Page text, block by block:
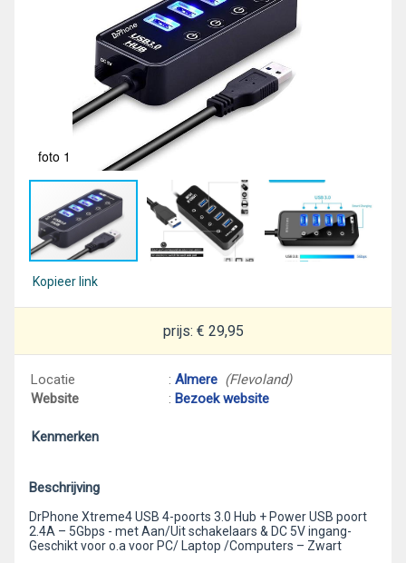
foto 1
Kopieer link
prijs: € 29,95
Locatie : Almere (Flevoland)
Website
: Bezoek website
Kenmerken
Beschrijving
DrPhone Xtreme4 USB 4-poorts 3.0 Hub + Power USB poort
2.4A – 5Gbps - met Aan/Uit schakelaars & DC 5V ingang-
Geschikt voor o.a voor PC/ Laptop /Computers – Zwart